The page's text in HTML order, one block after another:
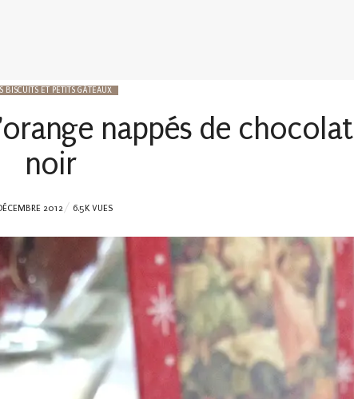
BISCUITS ET PETITS GÂTEAUX
nappés de chocolat
noir
2012 6.5K VUES